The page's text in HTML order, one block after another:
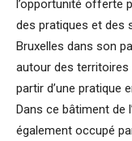
l’opportunité offerte
des pratiques et des
Bruxelles dans son
autour des territoires
partir d’une pratique
Dans ce bâtiment de
également occupé